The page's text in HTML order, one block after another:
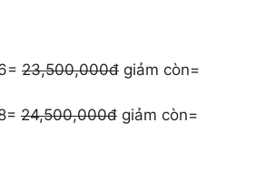
23,500,000đ giảm còn=
24,500,000đ giảm còn=